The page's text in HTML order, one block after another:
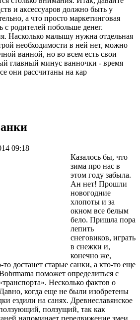
и аксессуаров должно быть у
а что просто маркетинговая
с родителей побольше денег.
Насколько малышу нужна отдельная
необходимости в ней нет, можно
ванной, но во всем есть свои
главный минус ванночки - время
они рассчитаны на кар
09:18
Казалось бы, что
зима про нас в
этом году забыла.
Ан нет! Прошли
новогодние
хлопоты и за
окном все белым
бело. Пришла пора
лепить
снеговиков, играть
в снежки и,
конечно же,
то достанет старые санки, а кто-то еще
поможет определиться с
Несколько фактов о
когда еще не были изобретены
ездили на санях. Древнеславянское
ползующий, ползущий, так как
напоминает передвижение змеи..